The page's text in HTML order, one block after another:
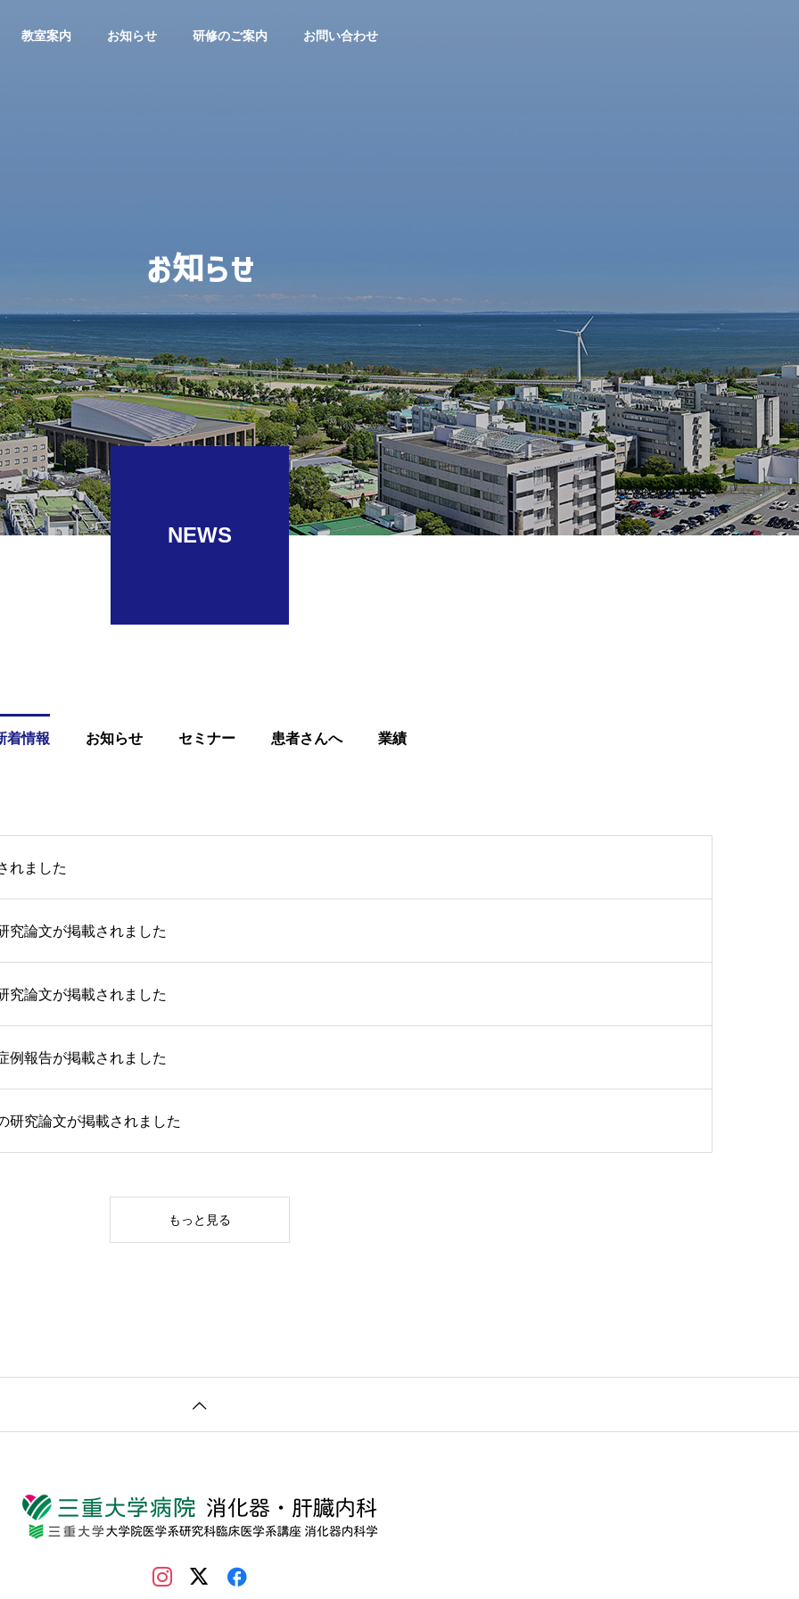
教室案内 お知らせ 研修のご案内 お問い合わせ
する膵癌の一例
新規トラクションデバイス
（エンドトラック）を用いた
経鼻的トラクション法による
咽頭ESD
腹腔内の脱分化型脂肪肉腫の
ERCP後膵炎
腸非ステロイ
よび細胞外液
有効性と安全
OLUTION-
お知らせ
NEWS
着情報 お知らせ セミナー 患者さんへ 業績
れました
究論文が掲載されました
究論文が掲載されました
例報告が掲載されました
研究論文が掲載されました
もっと見る